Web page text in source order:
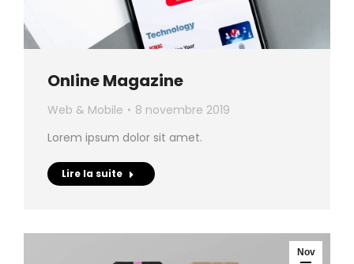
Online Magazine
Web & Mobile
8 novembre 2019
Lorem ipsum dolor sit amet.
Lire la suite
Nov